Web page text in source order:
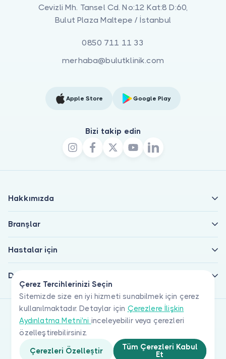
Çerez Tercihlerinizi Seçin
Sitemizde size en iyi hizmeti sunabilmek için çerez
kullanılmaktadır. Detaylar için Çerezlere İlişkin
Aydınlatma Metni'ni inceleyebilir veya çerezleri
özelleştirebilirsiniz.
Çerezleri Özelleştir
Tüm Çerezleri Kabul
Et
Cevizli Mh. Tansel Cd. No:12 Kat:8 D:60,
Bulut Plaza Maltepe / İstanbul
0850 711 11 33
merhaba@bulutklinik.com
Apple Store Google Play
Bizi takip edin
Hakkımızda
Branşlar
Hastalar için
Doktorlar için